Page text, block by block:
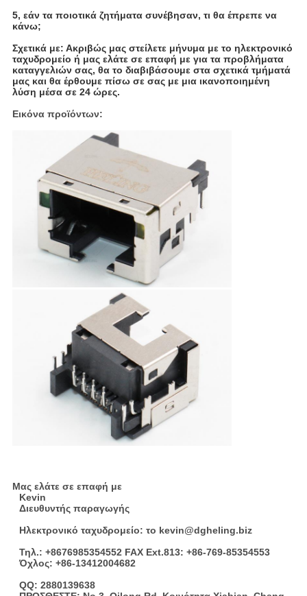
5, εάν τα ποιοτικά ζητήματα συνέβησαν, τι θα έπρεπε να
κάνω;
Σχετικά με: Ακριβώς μας στείλετε μήνυμα με το ηλεκτρονικό
ταχυδρομείο ή μας ελάτε σε επαφή με για τα προβλήματα
καταγγελιών σας, θα το διαβιβάσουμε στα σχετικά τμήματά
μας και θα έρθουμε πίσω σε σας με μια ικανοποιημένη
λύση μέσα σε 24 ώρες.
Εικόνα προϊόντων:
Μας ελάτε σε επαφή με
Kevin
Διευθυντής παραγωγής
Ηλεκτρονικό ταχυδρομείο: το kevin@dgheling.biz
Τηλ.: +8676985354552 FAX Ext.813: +86-769-85354553
Όχλος: +86-13412004682
QQ: 2880139638